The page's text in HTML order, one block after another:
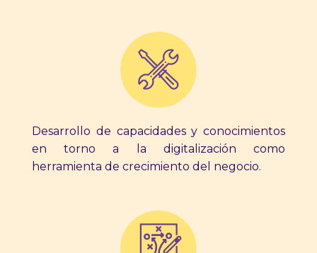
Desarrollo de capacidades y conocimientos
en torno a la digitalización como
herramienta de crecimiento del negocio.